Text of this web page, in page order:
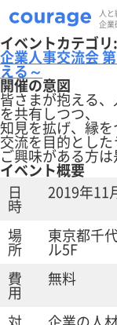
人
企業
イベントカテゴリ:
企業人事交流会
える～
開催の意図
皆さまが抱える
を共有しつつ、
知見を拡げ、縁を
交流を目的とした
ご興味がある方は
イベント概要
日
時
2019年11
場
所
東京都千
ル5F
費
用
無料